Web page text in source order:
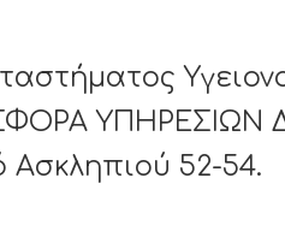
ΥΠΗΡΕΣΙΩΝ
52-54.